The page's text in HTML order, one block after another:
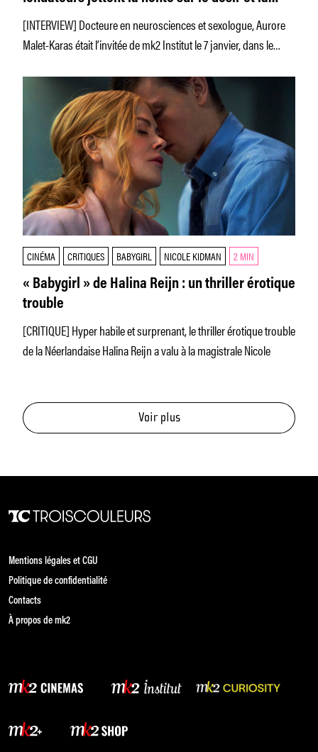
curiosité des femmes »
[INTERVIEW] Docteure en neurosciences et sexologue, Aurore
Malet-Karas était l’invitée de mk2 Institut le 7 janvier, dans le
CINÉMA CRITIQUES BABYGIRL NICOLE KIDMAN 2 MIN
« Babygirl » de Halina Reijn : un thriller érotique
trouble
[CRITIQUE] Hyper habile et surprenant, le thriller érotique trouble
de la Néerlandaise Halina Reijn a valu à la magistrale Nicole
Voir plus
Mentions légales et CGU
Politique de confidentialité
Contacts
À propos de mk2